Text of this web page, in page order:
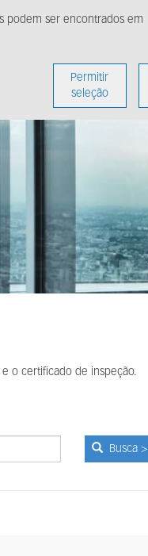
podem ser encontrados em
Permitir
seleção
mídia
o certificado de inspeção.
Busca >